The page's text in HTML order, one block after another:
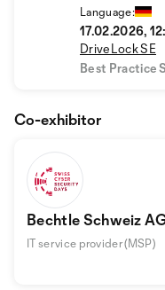
von
Language:
17.02.2026,
DriveLock SE
Best Practice
Bechtle Schweiz
IT service provider (MSP)
Co-exhibitor